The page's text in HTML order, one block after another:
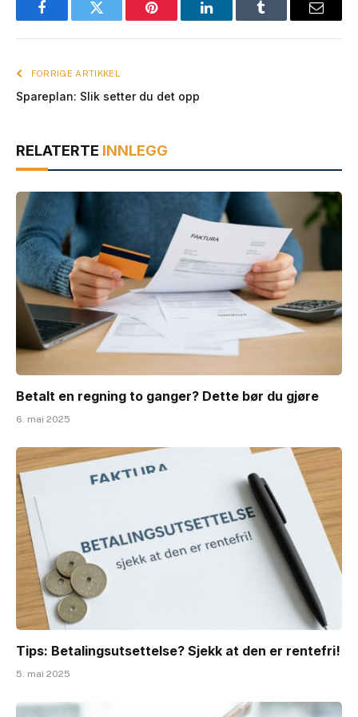
FacebookTwitter Pinterest LinkedInTumblr
E-
FORRIGE ARTIKKEL
Spareplan: Slik setter du det opp
RELATERTE INNLEGG
Betalt en regning to ganger? Dette bør du gjøre
6. mai 2025
Tips: Betalingsutsettelse? Sjekk at den er rentefri!
5. mai 2025